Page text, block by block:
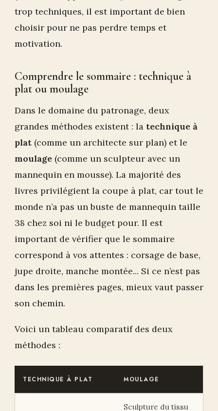
trop techniques, il est important de bien
choisir pour ne pas perdre temps et
motivation.
Comprendre le sommaire : technique à
plat ou moulage
Dans le domaine du patronage, deux
grandes méthodes existent : la technique à
plat (comme un architecte sur plan) et le
moulage (comme un sculpteur avec un
mannequin en mousse). La majorité des
livres privilégient la coupe à plat, car tout le
monde n’a pas un buste de mannequin taille
38 chez soi ni le budget pour. Il est
important de vérifier que le sommaire
correspond à vos attentes : corsage de base,
jupe droite, manche montée... Si ce n’est pas
dans les premières pages, mieux vaut passer
son chemin.
Voici un tableau comparatif des deux
méthodes :
TECHNIQUE À PLAT MOULAGE
Sculpture du tissu